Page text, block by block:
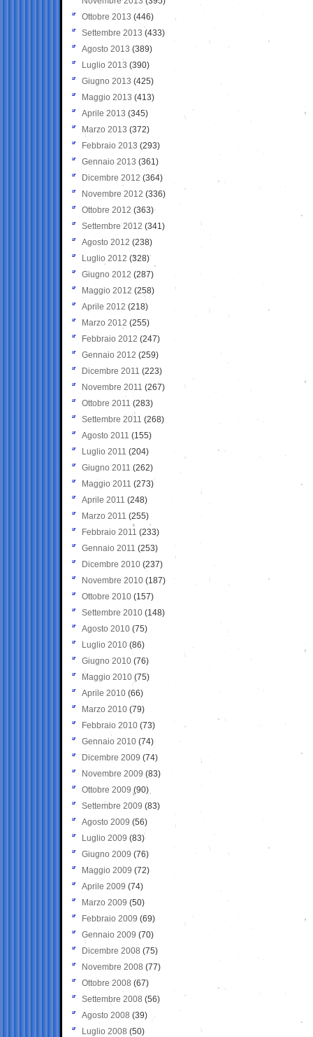
Ottobre 2013 (446)
Settembre 2013 (433)
Agosto 2013 (389)
Luglio 2013 (390)
Giugno 2013 (425)
Maggio 2013 (413)
Aprile 2013 (345)
Marzo 2013 (372)
Febbraio 2013 (293)
Gennaio 2013 (361)
Dicembre 2012 (364)
Novembre 2012 (336)
Ottobre 2012 (363)
Settembre 2012 (341)
Agosto 2012 (238)
Luglio 2012 (328)
Giugno 2012 (287)
Maggio 2012 (258)
Aprile 2012 (218)
Marzo 2012 (255)
Febbraio 2012 (247)
Gennaio 2012 (259)
Dicembre 2011 (223)
Novembre 2011 (267)
Ottobre 2011 (283)
Settembre 2011 (268)
Agosto 2011 (155)
Luglio 2011 (204)
Giugno 2011 (262)
Maggio 2011 (273)
Aprile 2011 (248)
Marzo 2011 (255)
Febbraio 2011 (233)
Gennaio 2011 (253)
Dicembre 2010 (237)
Novembre 2010 (187)
Ottobre 2010 (157)
Settembre 2010 (148)
Agosto 2010 (75)
Luglio 2010 (86)
Giugno 2010 (76)
Maggio 2010 (75)
Aprile 2010 (66)
Marzo 2010 (79)
Febbraio 2010 (73)
Gennaio 2010 (74)
Dicembre 2009 (74)
Novembre 2009 (83)
Ottobre 2009 (90)
Settembre 2009 (83)
Agosto 2009 (56)
Luglio 2009 (83)
Giugno 2009 (76)
Maggio 2009 (72)
Aprile 2009 (74)
Marzo 2009 (50)
Febbraio 2009 (69)
Gennaio 2009 (70)
Dicembre 2008 (75)
Novembre 2008 (77)
Ottobre 2008 (67)
Settembre 2008 (56)
Agosto 2008 (39)
Luglio 2008 (50)